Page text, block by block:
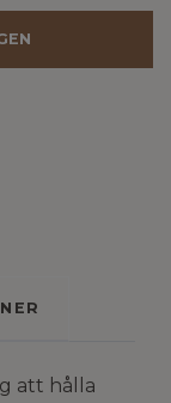
att hålla